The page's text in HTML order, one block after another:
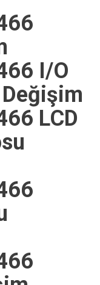
I/O
LCD